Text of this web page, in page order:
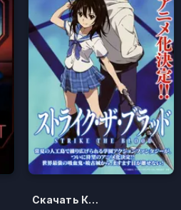
Скачать Код Гиас: Восставший Лелуш I - Пробуждение